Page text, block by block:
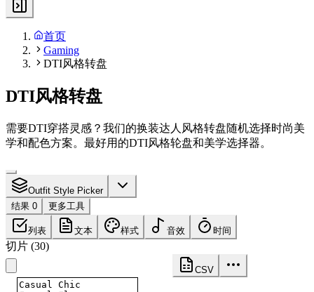
首页
Gaming
DTI风格转盘
DTI风格转盘
需要DTI穿搭灵感？我们的换装达人风格转盘随机选择时尚美
学和配色方案。最好用的DTI风格轮盘和美学选择器。
Outfit Style Picker
结果 0
更多工具
列表 文本 样式 音效 时间
切片 (30)
CSV